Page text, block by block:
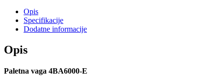
Opis
Specifikacije
Dodatne informacije
Opis
Paletna vaga 4BA6000-E